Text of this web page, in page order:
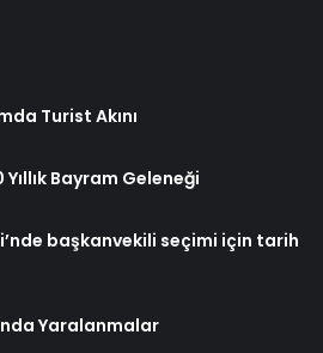
Turist Akını
Bayram Geleneği
başkanvekili seçimi için tarih
Yaralanmalar